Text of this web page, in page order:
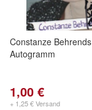
Constanze Behrends
Autogramm
1,00 €
+ 1,25 € Versand